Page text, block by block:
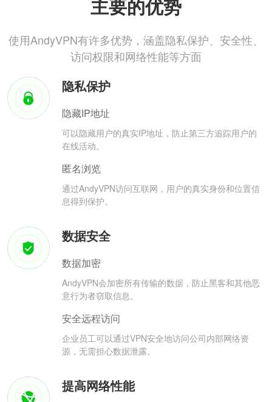
主要的优势
使用AndyVPN有许多优势，涵盖隐私保护、安全性、
访问权限和网络性能等方面
隐私保护
隐藏IP地址
可以隐藏用户的真实IP地址，防止第三方追踪用户的
在线活动。
匿名浏览
通过AndyVPN访问互联网，用户的真实身份和位置信
息得到保护。
数据安全
数据加密
AndyVPN会加密所有传输的数据，防止黑客和其他恶
意行为者窃取信息。
安全远程访问
企业员工可以通过VPN安全地访问公司内部网络资
源，无需担心数据泄露。
提高网络性能